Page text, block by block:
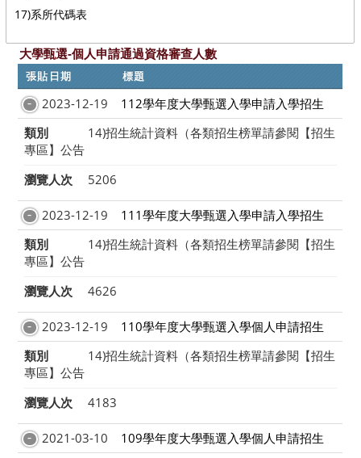
17)系所代碼表
大學甄選-個人申請通過資格審查人數
張貼日期 標題
2023-12-19
112學年度大學甄選入學申請入學招生
類別
14)招生統計資料（各類招生榜單請參閱【招生
專區】公告
瀏覽人次
5206
2023-12-19
111學年度大學甄選入學申請入學招生
類別
14)招生統計資料（各類招生榜單請參閱【招生
專區】公告
瀏覽人次
4626
2023-12-19
110學年度大學甄選入學個人申請招生
類別
14)招生統計資料（各類招生榜單請參閱【招生
專區】公告
瀏覽人次
4183
2021-03-10
109學年度大學甄選入學個人申請招生